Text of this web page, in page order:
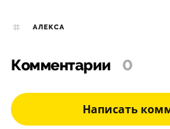
АЛЕКСА
Комментарии 0
Написать